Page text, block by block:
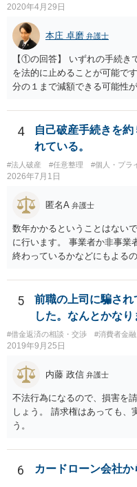
2020年4月29日
本庄 卓磨 弁護士
【①の回答】 いずれの手続き
を法的に止めることが可能で
分の１まで減額できる可能性
理的抵抗が小さい（個人差あ
の滞納分を除き，借金を返
人再生・破産ともに，信用情
ト）として登録されますので
ことはできません。また，住
通らなくなるため，保証人を
す。 ・ご家族名義の財産を処
破産ともに，返済が困難な状
場合が多いです。もっとも，
できます。 ・個人再生・破産
報に掲載されます。そのため
りませんが，官報をチェック
ため，知られる可能性は低い
はないかと心配される方がお
ん。 ＜個人再生のデメリッ
５年間は返済を継続する必要
きい場合，借金が減らない場
借金の理由が問われ，場合に
きない。 【③の回答】 ３０万
て支払いのスケジュールを決
る必要はなくなるため，借金
てることが可能です。 【④の
とをお勧めします。
4
自己破産手続きを
れている。
#法人破産 #任意整理 #個人・プラ
2026年7月1日
匿名A 弁護士
数年かかるということはない
に行います。 事業者か非事業
終わっているかなどにもよる
険信号・異常信号と思って頂
る場合は、 スケジュール感
通知発送→②１～２か月で返
→③さらに１カ月程度をめど
と思います（個人破産で破産
で、法人や積み立てが必要な
5
前職の上司に騙され
した。なんとかな
#借金返済の相談・交渉 #消費者金融
2019年9月25日
内藤 政信 弁護士
不法行為になるので、損害を
しょう。 請求権はあっても、
う。
6 カードローン会社